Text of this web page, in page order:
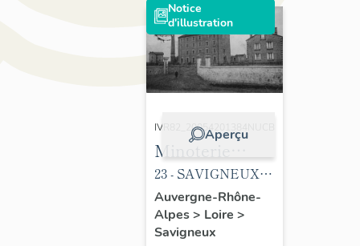
Notice
d'illustration
Aperçu
IVR82_20054201384NUCB
Minoterie
Peyer
23 - SAVIGNEUX -
Minoterie PEYER.
Edition J. Flachon,
tabacs - Cliché
Auvergne-Rhône-
Alpes> Loire >
Savigneux